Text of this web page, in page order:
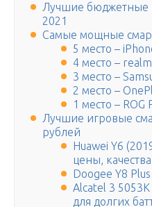
Лучшие бюджетные
2021
Самые мощные
5 место –
4 место –
3 место –
2 место –
1 место – ROG
Лучшие игровые
рублей
Huawei Y6
цены,
Doogee Y8
Alcatel 3
для долгих